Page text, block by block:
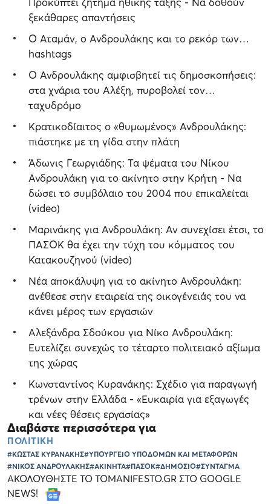
ξεκάθαρες απαντήσεις
O Αταμάν, ο Ανδρουλάκης και το ρεκόρ των…
hashtags
Ο Ανδρουλάκης αμφισβητεί τις δημοσκοπήσεις:
στα χνάρια του Αλέξη, πυροβολεί τον…
ταχυδρόμο
Κρατικοδίαιτος o «θυμωμένος» Ανδρουλάκης:
πιάστηκε με τη γίδα στην πλάτη
Άδωνις Γεωργιάδης: Τα ψέματα του Νίκου
Ανδρουλάκη για το ακίνητο στην Κρήτη - Να
δώσει το συμβόλαιο του 2004 που επικαλείται
(video)
Μαρινάκης για Ανδρουλάκη: Αν συνεχίσει έτσι, το
ΠΑΣΟΚ θα έχει την τύχη του κόμματος του
Κατακουζηνού (video)
Νέα αποκάλυψη για το ακίνητο Ανδρουλάκη:
ανέθεσε στην εταιρεία της οικογένειάς του να
κάνει μέρος των εργασιών
Αλεξάνδρα Σδούκου για Νίκο Ανδρουλάκη:
Ευτελίζει συνεχώς το τέταρτο πολιτειακό αξίωμα
της χώρας
Κωνσταντίνος Κυρανάκης: Σχέδιο για παραγωγή
τρένων στην Ελλάδα - «Ευκαιρία για εξαγωγές
και νέες θέσεις εργασίας»
Διαβάστε περισσότερα για
ΠΟΛΙΤΙΚΗ
#ΚΩΣΤΑΣ ΚΥΡΑΝΑΚΗΣ#ΥΠΟΥΡΓΕΙΟ ΥΠΟΔΟΜΩΝ ΚΑΙ ΜΕΤΑΦΟΡΩΝ
#ΝΙΚΟΣ ΑΝΔΡΟΥΛΑΚΗΣ#ΑΚΙΝΗΤΑ#ΠΑΣΟΚ#ΔΗΜΟΣΙΟ#ΣΥΝΤΑΓΜΑ
ΑΚΟΛΟΥΘΗΣΤΕ ΤΟ TOMANIFESTO.GR ΣΤΟ GOOGLE
NEWS!